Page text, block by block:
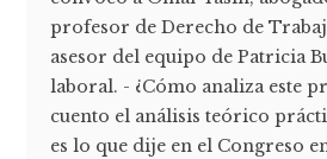
profesor de Derecho de
asesor del equipo de Patricia
laboral. - ¿Cómo analiza este
cuento el análisis teórico
es lo que dije en el Congreso